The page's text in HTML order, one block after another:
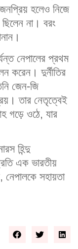
হলেও নিজে
ছিলেন না। বরং
নেপালের প্রথম
করেন। দুর্নীতির
জেন-জি
তার নেতৃত্বেই
গড়ে ওঠে, যার
হিন্দু
এক ভারতীয়
নেপালকে সহায়তা